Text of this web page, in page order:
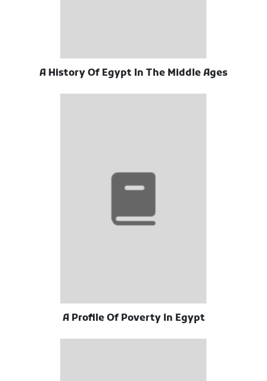
A History Of Egypt In The Middle Ages
A Profile Of Poverty In Egypt